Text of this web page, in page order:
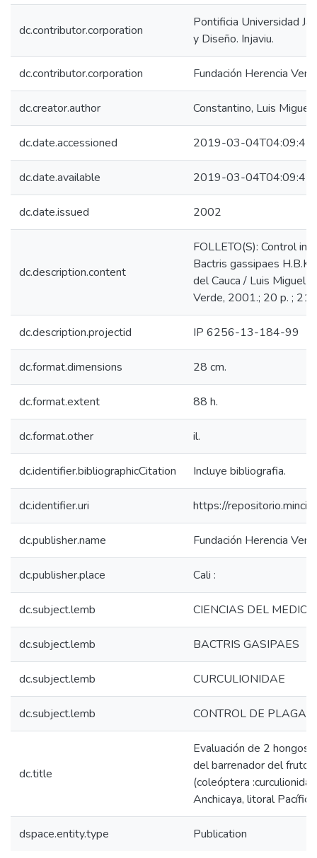
dc.contributor.corporation
Pontificia Universidad
y Diseño. Injaviu.
dc.contributor.corporation Fundación Herencia
dc.creator.author Constantino, Luis Miguel
dc.date.accessioned 2019-03-
dc.date.available 2019-03-
dc.date.issued 2002
dc.description.content
FOLLETO(S): Control
Bactris gassipaes
del Cauca / Luis Miguel
Verde, 2001.; 20 p. ;
dc.description.projectid IP 6256-13-184-99
dc.format.dimensions 28 cm.
dc.format.extent 88 h.
dc.format.other il.
dc.identifier.bibliographicCitation Incluye bibliografia.
dc.identifier.uri https://
dc.publisher.name Fundación Herencia
dc.publisher.place Cali :
dc.subject.lemb CIENCIAS DEL MEDIO
dc.subject.lemb BACTRIS GASIPAES
dc.subject.lemb CURCULIONIDAE
dc.subject.lemb CONTROL DE PLAGAS
dc.title
Evaluación de 2 hongos
del barrenador del fruto
(coleóptera
Anchicaya, litoral
dspace.entity.type Publication